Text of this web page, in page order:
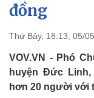
Quốc hội
Nhận diện sự thật
đồng
Thứ Bảy, 18:13, 05/
VOV.VN - Phó
huyện Đức
hơn 20 người với